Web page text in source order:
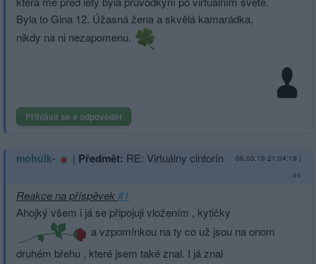
Byla to Gina 12. Úžasná žena a skvělá kamarádka,
nikdy na ni nezapomenu.
Přihlásit se a odpovědět
mohulk- | Předmět: RE: Virtuálny cintorín 06.03.19 21:04:19 |
#4
Reakce na příspěvek#1
Ahojký všem i já se připojuji vložením , kytičky
a vzpomínkou na ty co už jsou na onom
druhém břehu , které jsem také znal. I já znal